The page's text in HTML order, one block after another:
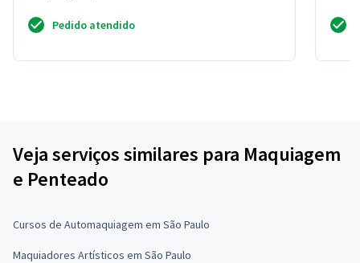
Pedido atendido
Veja serviços similares para Maquiagem
e Penteado
Cursos de Automaquiagem em São Paulo
Maquiadores Artísticos em São Paulo